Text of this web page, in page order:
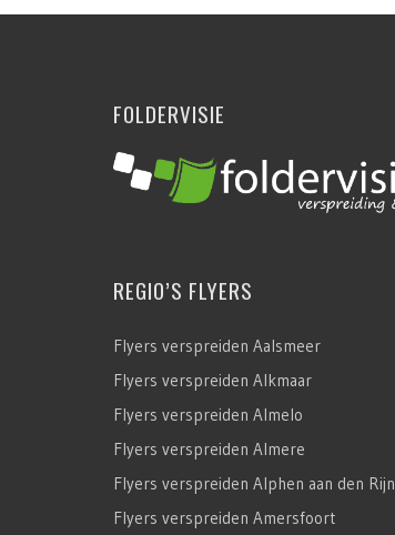
FOLDERVISIE
REGIO’S FLYERS
Flyers verspreiden Aalsmeer
Flyers verspreiden Alkmaar
Flyers verspreiden Almelo
Flyers verspreiden Almere
Flyers verspreiden Alphen aan den Rijn
Flyers verspreiden Amersfoort